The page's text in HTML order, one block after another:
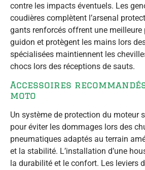
contre les impacts éventuels. Les
coudières complètent l’arsenal
gants renforcés offrent une meilleure
guidon et protègent les mains lors
spécialisées maintiennent les
chocs lors des réceptions de sauts.
Accessoires
moto
Un système de protection du moteur
pour éviter les dommages lors des
pneumatiques adaptés au terrain
et la stabilité. L’installation d’une
la durabilité et le confort. Les leviers